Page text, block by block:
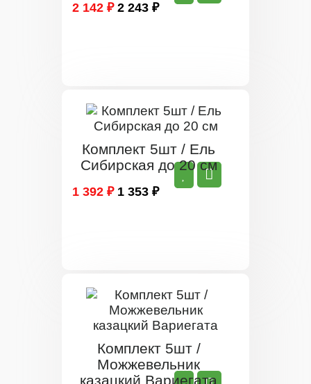
2 142 ₽ 2 243 ₽
Комплект 5шт / Ель
Сибирская до 20 см
1 392 ₽ 1 353 ₽
Комплект 5шт /
Можжевельник
казацкий Вариегата